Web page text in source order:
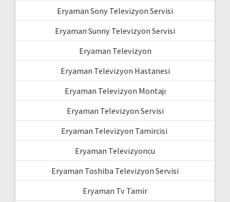
Eryaman Sony Televizyon Servisi
Eryaman Sunny Televizyon Servisi
Eryaman Televizyon
Eryaman Televizyon Hastanesi
Eryaman Televizyon Montajı
Eryaman Televizyon Servisi
Eryaman Televizyon Tamircisi
Eryaman Televizyoncu
Eryaman Toshiba Televizyon Servisi
Eryaman Tv Tamir